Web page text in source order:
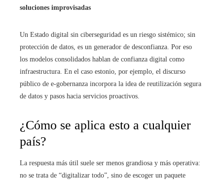
soluciones improvisadas
Un Estado digital sin ciberseguridad es un riesgo sistémico; sin
protección de datos, es un generador de desconfianza. Por eso
los modelos consolidados hablan de confianza digital como
infraestructura. En el caso estonio, por ejemplo, el discurso
público de e-gobernanza incorpora la idea de reutilización segura
de datos y pasos hacia servicios proactivos.
¿Cómo se aplica esto a cualquier
país?
La respuesta más útil suele ser menos grandiosa y más operativa:
no se trata de “digitalizar todo”, sino de escoger un paquete